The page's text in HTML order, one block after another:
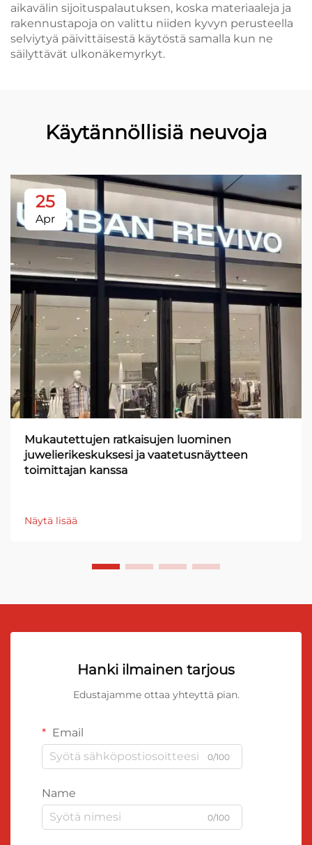
aikavälin sijoituspalautuksen, koska materiaaleja ja
rakennustapoja on valittu niiden kyvyn perusteella
selviytyä päivittäisestä käytöstä samalla kun ne
säilyttävät ulkonäkemyrkyt.
Käytännöllisiä neuvoja
25
Apr
Mukautettujen ratkaisujen luominen
juwelierikeskuksesi ja vaatetusnäytteen
toimittajan kanssa
Näytä lisää
Hanki ilmainen tarjous
Edustajamme ottaa yhteyttä pian.
Email
0/100
Name
0/100